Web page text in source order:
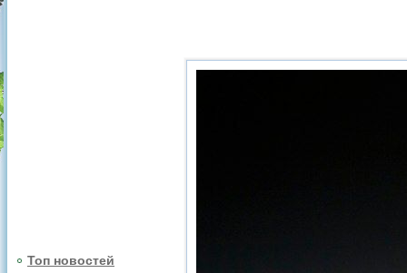
Топ новостей